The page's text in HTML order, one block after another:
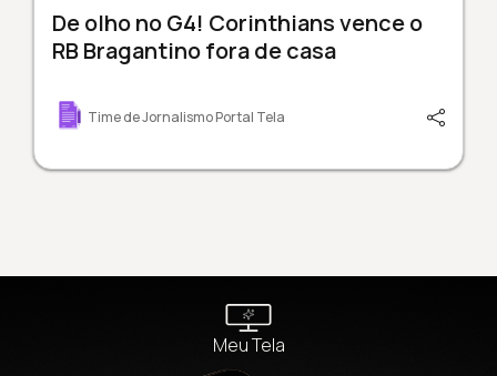
De olho no G4! Corinthians vence o
RB Bragantino fora de casa
Time de Jornalismo Portal Tela
Meu Tela